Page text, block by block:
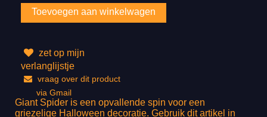
zet op mijn
verlanglijstje
vraag over dit product
via Gmail
Giant Spider is een opvallende spin voor een
griezelige Halloween decoratie. Gebruik dit artikel in